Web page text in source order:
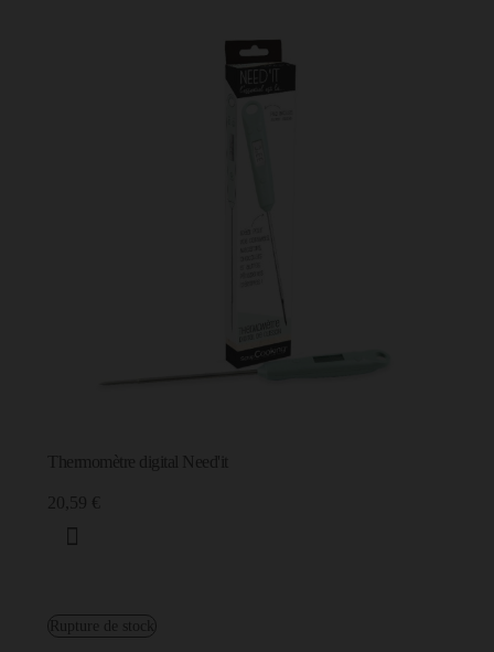
Thermomètre digital Need'it
20,59 €
Rupture de stock